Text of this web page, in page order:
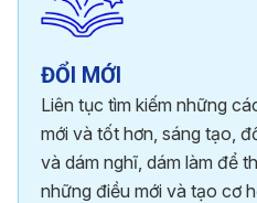
ĐỔI MỚI
Liên tục tìm kiếm những
mới và tốt hơn, sáng tạo,
và dám nghĩ, dám làm để
những điều mới và tạo cơ